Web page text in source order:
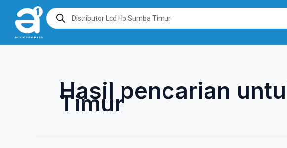
konten
Products
search
Hasil pencarian
Timur
Cari